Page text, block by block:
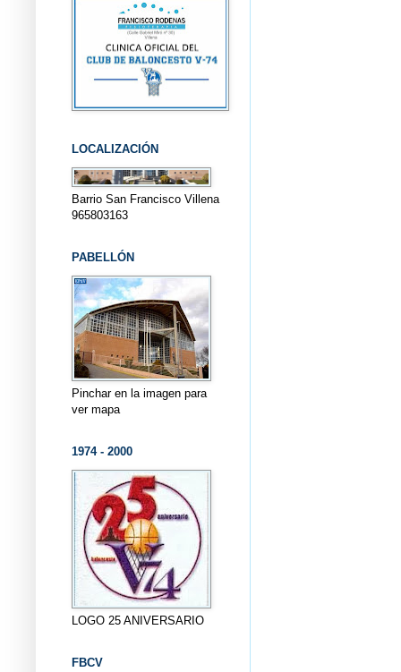
LOCALIZACIÓN
Barrio San Francisco Villena
965803163
PABELLÓN
Pinchar en la imagen para
ver mapa
1974 - 2000
LOGO 25 ANIVERSARIO
FBCV